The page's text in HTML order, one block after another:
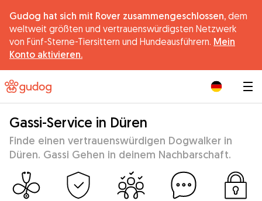
Gudog hat sich mit Rover zusammengeschlossen, dem
weltweit größten und vertrauenswürdigsten Netzwerk
von Fünf-Sterne-Tiersittern und Hundeausführern. Mein
Konto aktivieren.
Gassi-Service in Düren
Finde einen vertrauenswürdigen Dogwalker in
Düren. Gassi Gehen in deinem Nachbarschaft.